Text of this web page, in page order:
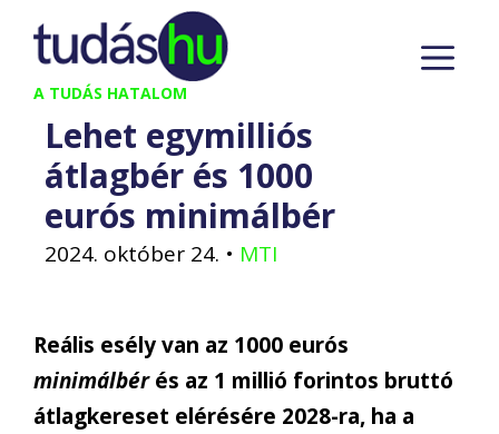
Kilépés
tartalomba
A TUDÁS HATALOM
Lehet egymilliós
átlagbér és 1000
eurós minimálbér
2024. október 24. • MTI
Reális esély van az 1000 eurós
minimálbérés az 1 millió forintos bruttó
átlagkereset elérésére 2028-ra, ha a